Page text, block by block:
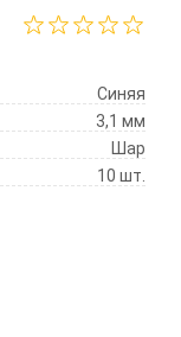
Синяя
3,1 мм
Шар
10 шт.